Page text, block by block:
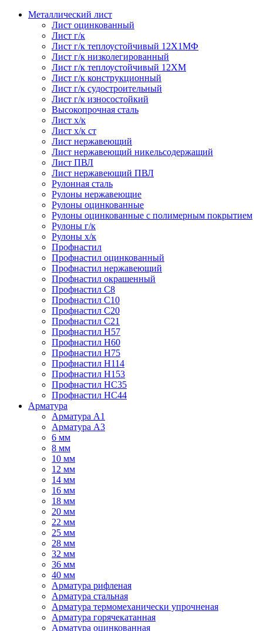
Металлический лист
Лист оцинкованный
Лист г/к
Лист г/к теплоустойчивый 12Х1МФ
Лист г/к низколегированный
Лист г/к теплоустойчивый 12ХМ
Лист г/к конструкционный
Лист г/к судостроительный
Лист г/к износостойкий
Высокопрочная сталь
Лист х/к
Лист х/к ст
Лист нержавеющий
Лист нержавеющий никельсодержащий
Лист ПВЛ
Лист нержавеющий ПВЛ
Рулонная сталь
Рулоны нержавеющие
Рулоны оцинкованные
Рулоны оцинкованные с полимерным покрытием
Рулоны г/к
Рулоны х/к
Профнастил
Профнастил оцинкованный
Профнастил нержавеющий
Профнастил окрашенный
Профнастил С8
Профнастил С10
Профнастил С20
Профнастил С21
Профнастил Н57
Профнастил Н60
Профнастил Н75
Профнастил Н114
Профнастил Н153
Профнастил НС35
Профнастил НС44
Арматура
Арматура А1
Арматура А3
6 мм
8 мм
10 мм
12 мм
14 мм
16 мм
18 мм
20 мм
22 мм
25 мм
28 мм
32 мм
36 мм
40 мм
Арматура рифленая
Арматура стальная
Арматура термомеханически упрочненая
Арматура горячекатанная
Арматура оцинкованная